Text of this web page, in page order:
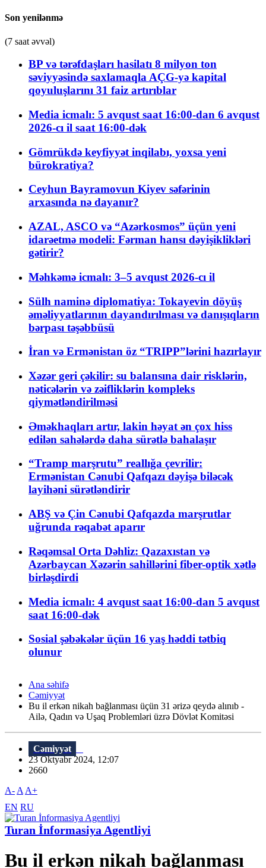
Son yenilənmə
(7 saat əvvəl)
BP və tərəfdaşları hasilatı 8 milyon ton
səviyyəsində saxlamaqla AÇG-yə kapital
qoyuluşlarını 31 faiz artırıblar
Media icmalı: 5 avqust saat 16:00-dan 6 avqust
2026-cı il saat 16:00-dək
Gömrükdə keyfiyyət inqilabı, yoxsa yeni
bürokratiya?
Ceyhun Bayramovun Kiyev səfərinin
arxasında nə dayanır?
AZAL, ASCO və “Azərkosmos” üçün yeni
idarəetmə modeli: Fərman hansı dəyişiklikləri
gətirir?
Məhkəmə icmalı: 3–5 avqust 2026-cı il
Sülh naminə diplomatiya: Tokayevin döyüş
əməliyyatlarının dayandırılması və danışıqların
bərpası təşəbbüsü
İran və Ermənistan öz “TRIPP”lərini hazırlayır
Xəzər geri çəkilir: su balansına dair risklərin,
nəticələrin və zəifliklərin kompleks
qiymətləndirilməsi
Əməkhaqları artır, lakin həyat ən çox hiss
edilən sahələrdə daha sürətlə bahalaşır
“Tramp marşrutu” reallığa çevrilir:
Ermənistan Cənubi Qafqazı dəyişə biləcək
layihəni sürətləndirir
ABŞ və Çin Cənubi Qafqazda marşrutlar
uğrunda rəqabət aparır
Rəqəmsal Orta Dəhliz: Qazaxıstan və
Azərbaycan Xəzərin sahillərini fiber-optik xətlə
birləşdirdi
Media icmalı: 4 avqust saat 16:00-dan 5 avqust
saat 16:00-dək
Sosial şəbəkələr üçün 16 yaş həddi tətbiq
olunur
Ana səhifə
Cəmiyyət
Bu il erkən nikah bağlanması üçün 31 ərizə qeydə alınıb -
Ailə, Qadın və Uşaq Problemləri üzrə Dövlət Komitəsi
Cəmiyyət
23 Oktyabr 2024, 12:07
2660
A- A A+
EN RU
Turan İnformasiya Agentliyi
Bu il erkən nikah bağlanması